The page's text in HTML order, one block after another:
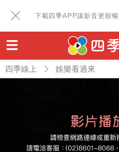
下載四季APP讓影音更順暢
四季線上 娛樂看過來